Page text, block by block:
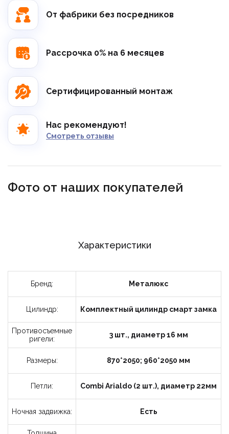
От фабрики без посредников
Рассрочка 0% на 6 месяцев
Сертифицированный монтаж
Нас рекомендуют!
Смотреть отзывы
Фото от наших покупателей
Характеристики
Бренд: Металюкс
Цилиндр: Комплектный цилиндр смарт замка
Противосъемные
ригели:
3 шт., диаметр 16 мм
Размеры: 870*2050; 960*2050 мм
Петли: Combi Arialdo (2 шт.), диаметр 22мм
Ночная задвижка: Есть